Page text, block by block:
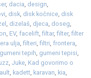
, dacia, design,
, disk, disk kočnice, disk
, dizelaš, djeca, doseg,
, EV, facelift,filtar,filter,filter
ulja,filteri,filtri, frontera,
gumeni tepih, gumeni tepisi,
, Juke, Kad govorimo o
, kadett, karavan, kia,